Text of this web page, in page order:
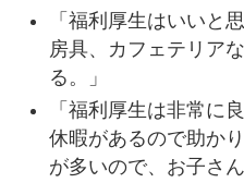
「福利厚生はいいと
房具、カフェテリア
る。」
「福利厚生は非常に
休暇があるので助か
が多いので、お子さ